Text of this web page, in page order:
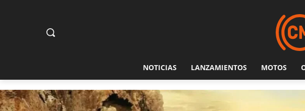
NOTICIAS LANZAMIENTOS MOTOS